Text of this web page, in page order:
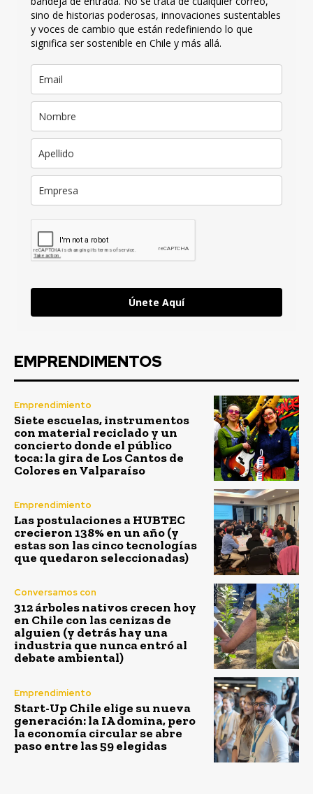
sino de historias poderosas, innovaciones sustentables
y voces de cambio que están redefiniendo lo que
significa ser sostenible en Chile y más allá.
Únete Aquí
EMPRENDIMENTOS
Emprendimiento
Siete escuelas, instrumentos
con material reciclado y un
concierto donde el público
toca: la gira de Los Cantos de
Colores en Valparaíso
Emprendimiento
Las postulaciones a HUBTEC
crecieron 138% en un año (y
estas son las cinco tecnologías
que quedaron seleccionadas)
Conversamos con
312 árboles nativos crecen hoy
en Chile con las cenizas de
alguien (y detrás hay una
industria que nunca entró al
debate ambiental)
Emprendimiento
Start-Up Chile elige su nueva
generación: la IA domina, pero
la economía circular se abre
paso entre las 59 elegidas